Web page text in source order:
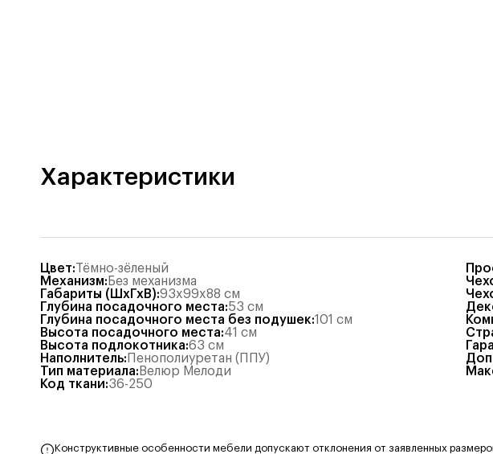
Характеристики
Цвет:Тёмно-зёленый
Механизм: Без механизма
Габариты (ШхГхВ):93x99x88 см
Глубина посадочного места:53 см
Глубина посадочного места без подушек:101 см
Высота посадочного места:41 см
Высота подлокотника:63 см
Наполнитель: Пенополиуретан (ППУ)
Тип материала: Велюр Мелоди
Код ткани:36-250
Конструктивные особенности мебели допускают отклонения от заявленных